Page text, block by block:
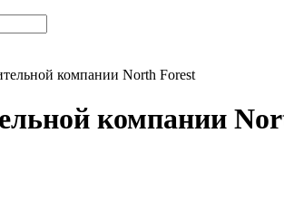
компании North Forest
компании